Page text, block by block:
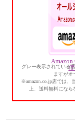
Yahoo!
まる
グレー表示されている
ますがオ
※amazon.co.jp店では、
上、送料無料になら